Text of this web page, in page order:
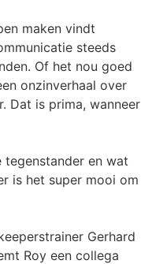
maken vindt
steeds
Of het nou goed
onzinverhaal over
Dat is prima, wanneer
en wat
is het super mooi om
Gerhard
Roy een collega